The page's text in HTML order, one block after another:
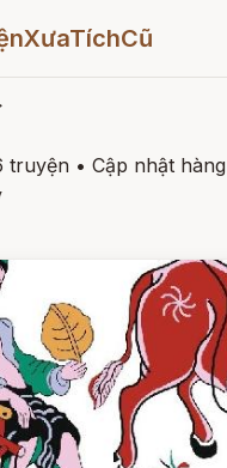
truyện • Cập nhật hàng